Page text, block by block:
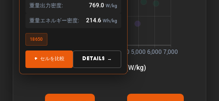
重量出力密度: 769.0 W/kg
重量エネルギー密度: 214.6 Wh/kg
18650
+ セルを比較 Details →